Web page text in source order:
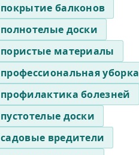
покрытие балконов
полнотелые доски
пористые материалы
профессиональная уборка
профилактика болезней
пустотелые доски
садовые вредители